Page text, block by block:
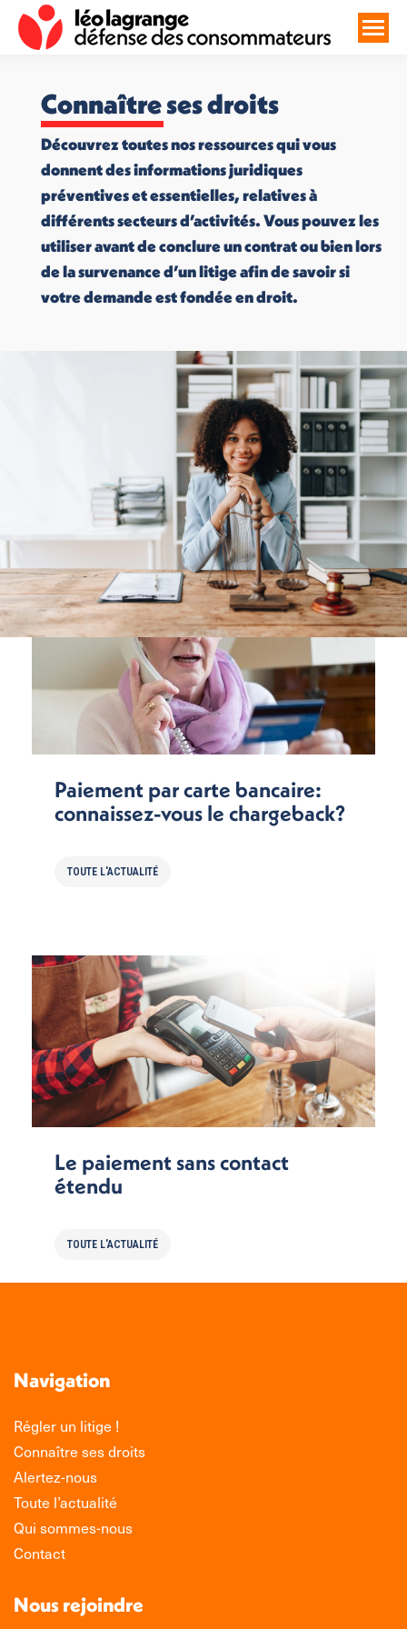
Connaître ses droits
Découvrez toutes nos ressources qui vous
donnent des informations juridiques
préventives et essentielles, relatives à
différents secteurs d’activités. Vous pouvez les
utiliser avant de conclure un contrat ou bien lors
de la survenance d’un litige afin de savoir si
votre demande est fondée en droit.
Paiement par carte bancaire:
connaissez-vous le chargeback?
TOUTE L'ACTUALITÉ
Le paiement sans contact
étendu
TOUTE L'ACTUALITÉ
Navigation
Régler un litige !
Connaître ses droits
Alertez-nous
Toute l’actualité
Qui sommes-nous
Contact
Nous rejoindre